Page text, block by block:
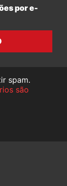
por e-
spam.
são